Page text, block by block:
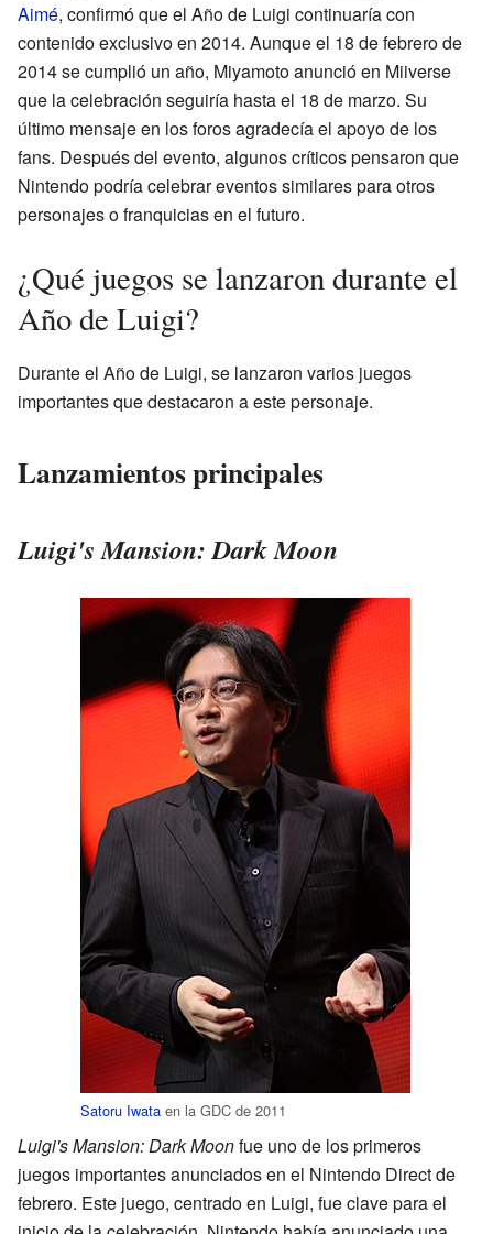
Aimé, confirmó que el Año de Luigi continuaría con
contenido exclusivo en 2014. Aunque el 18 de febrero de
2014 se cumplió un año, Miyamoto anunció en Miiverse
que la celebración seguiría hasta el 18 de marzo. Su
último mensaje en los foros agradecía el apoyo de los
fans. Después del evento, algunos críticos pensaron que
Nintendo podría celebrar eventos similares para otros
personajes o franquicias en el futuro.
¿Qué juegos se lanzaron durante el
Año de Luigi?
Durante el Año de Luigi, se lanzaron varios juegos
importantes que destacaron a este personaje.
Lanzamientos principales
Luigi's Mansion: Dark Moon
Satoru Iwata en la GDC de 2011
Luigi's Mansion: Dark Moonfue uno de los primeros
juegos importantes anunciados en el Nintendo Direct de
febrero. Este juego, centrado en Luigi, fue clave para el